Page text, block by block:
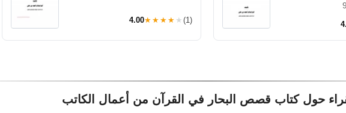
4.00★★★★★ (1)
حول كتاب قصص البحار في القرآن من أعمال الكاتب